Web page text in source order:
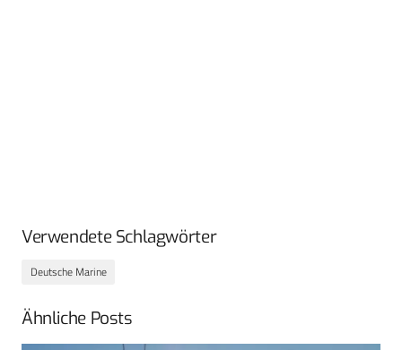
Verwendete Schlagwörter
Deutsche Marine
Ähnliche Posts